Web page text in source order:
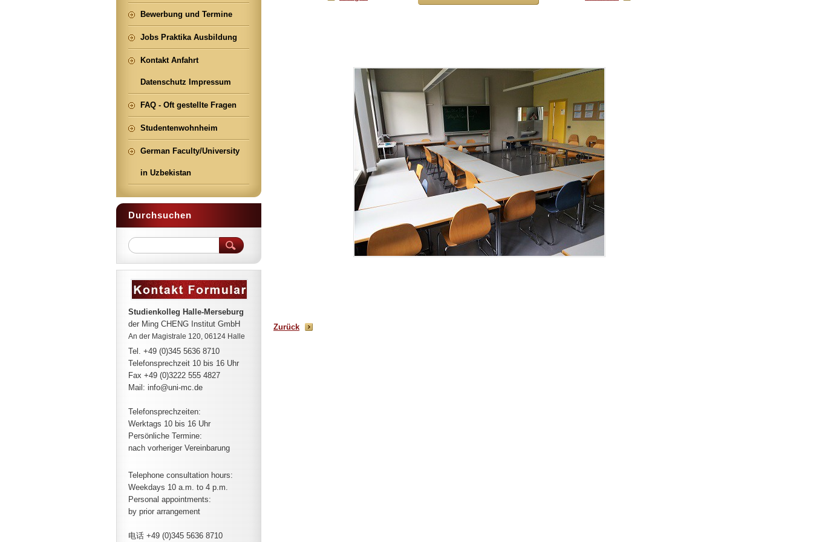
Zurück
Bewerbung und Termine
Jobs Praktika Ausbildung
Kontakt Anfahrt
Datenschutz Impressum
FAQ - Oft gestellte Fragen
Studentenwohnheim
German Faculty/University
in Uzbekistan
Durchsuchen
Studienkolleg Halle-Merseburg
der Ming CHENG Institut GmbH
An der Magistrale 120, 06124 Halle
Tel. +49 (0)345 5636 8710
Telefonsprechzeit 10 bis 16 Uhr
Fax +49 (0)3222 555 4827
Mail: info@uni-mc.de
Telefonsprechzeiten:
Werktags 10 bis 16 Uhr
Persönliche Termine:
nach vorheriger Vereinbarung
Telephone consultation hours:
Weekdays 10 a.m. to 4 p.m.
Personal appointments:
by prior arrangement
电话 +49 (0)345 5636 8710